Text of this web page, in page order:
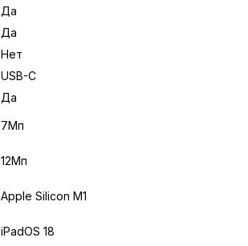
Да
Да
Нет
USB-C
Да
7Мп
12Мп
Apple Silicon M1
iPadOS 18